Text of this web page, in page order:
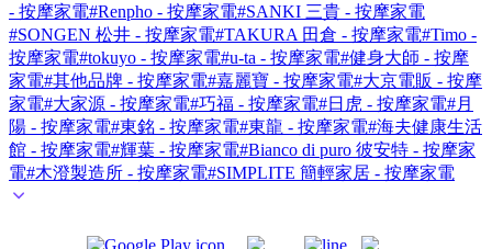
- 按摩家電#Renpho - 按摩家電#SANKI 三貴 - 按摩家電
#SONGEN 松井 - 按摩家電#TAKURA 田倉 - 按摩家電#Timo -
按摩家電#tokuyo - 按摩家電#u-ta - 按摩家電#健身大師 - 按摩
家電#其他品牌 - 按摩家電#嘉麗寶 - 按摩家電#大京電販 - 按摩
家電#大家源 - 按摩家電#巧福 - 按摩家電#日虎 - 按摩家電#月
陽 - 按摩家電#東銘 - 按摩家電#東龍 - 按摩家電#海夫健康生活
館 - 按摩家電#輝葉 - 按摩家電#Bianco di puro 彼安特 - 按摩家
電#木澄製造所 - 按摩家電#SIMPLITE 簡輕家居 - 按摩家電